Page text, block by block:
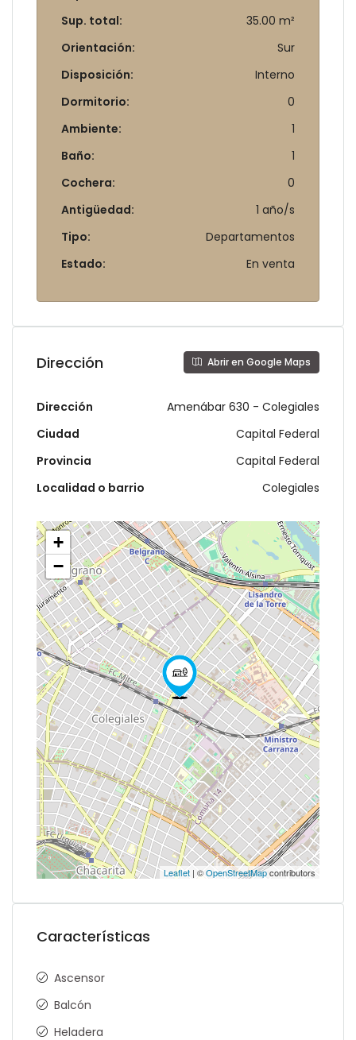
Sup. total:
35.00 m²
Orientación:
Sur
Disposición:
Interno
Dormitorio:
0
Ambiente:
1
Baño:
1
Cochera:
0
Antigüedad:
1 año/s
Tipo:
Departamentos
Estado:
En venta
Dirección Abrir en Google Maps
Dirección
Amenábar 630 - Colegiales
Ciudad
Capital Federal
Provincia
Capital Federal
Localidad o barrio
Colegiales
+
−
Leaflet | ©OpenStreetMapcontributors
Características
Ascensor
Balcón
Heladera